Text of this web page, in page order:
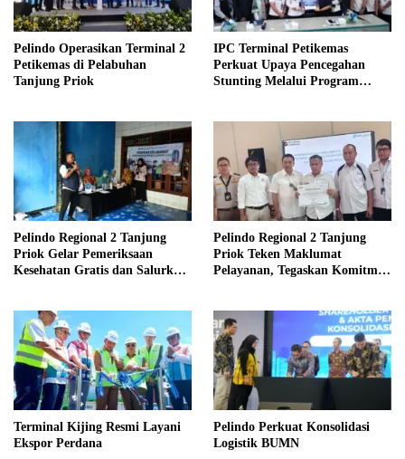
Pelindo Operasikan Terminal 2
Petikemas di Pelabuhan
Tanjung Priok
IPC Terminal Petikemas
Perkuat Upaya Pencegahan
Stunting Melalui Program
Pelindo Regional 2 Tanjung
Priok Gelar Pemeriksaan
Kesehatan Gratis dan Salurkan
Pelindo Regional 2 Tanjung
Priok Teken Maklumat
Pelayanan, Tegaskan Komitmen
Terminal Kijing Resmi Layani
Ekspor Perdana
Pelindo Perkuat Konsolidasi
Logistik BUMN